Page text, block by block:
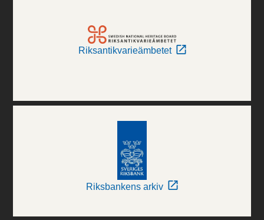
Riksantikvarieämbetet
Riksbankens arkiv